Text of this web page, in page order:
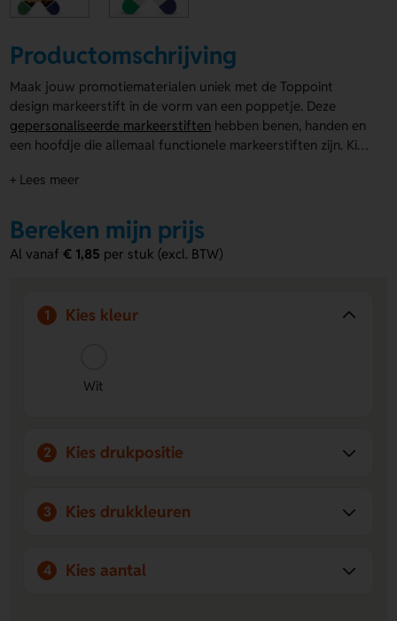
Productomschrijving
Maak jouw promotiematerialen uniek met de Toppoint
design markeerstift in de vorm van een poppetje. Deze
gepersonaliseerde markeerstiften hebben benen, handen en
een hoofdje die allemaal functionele markeerstiften zijn. Kies
Laat je logo of boodschap full colour bedrukken voor een
evenementen. Maak markeren leuk en opvallend!
+ Lees meer
Bereken mijn prijs
Al vanaf€ 1,85 per stuk (excl. BTW)
1 Kies kleur
Wit
2 Kies drukpositie
3 Kies drukkleuren
4 Kies aantal